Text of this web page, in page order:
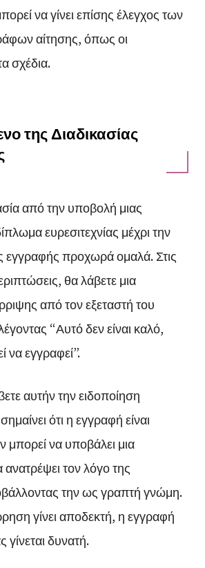
να γίνει επίσης έλεγχος των
αίτησης, όπως οι
σχέδια.
της Διαδικασίας
από την υποβολή μιας
ευρεσιτεχνίας μέχρι την
προχωρά ομαλά. Στις
θα λάβετε μια
από τον εξεταστή του
“Αυτό δεν είναι καλό,
να εγγραφεί”.
αυτήν την ειδοποίηση
ότι η εγγραφή είναι
μπορεί να υποβάλει μια
ανατρέψει τον λόγο της
την ως γραπτή γνώμη.
γίνει αποδεκτή, η εγγραφή
γίνεται δυνατή.